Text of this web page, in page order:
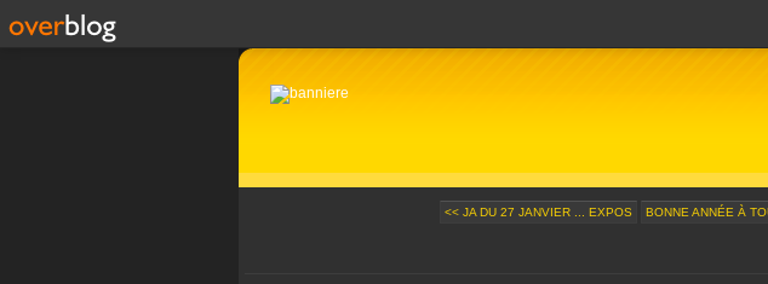
<< JA DU 27 JANVIER ... EXPOS BONNE ANNÉE À